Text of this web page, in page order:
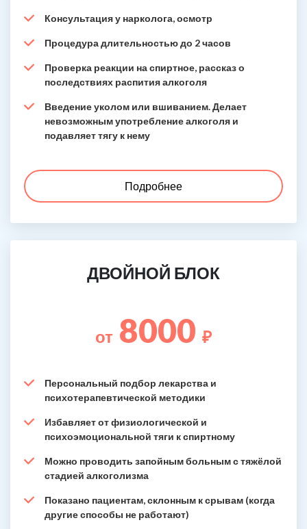
Консультация у нарколога, осмотр
Процедура длительностью до 2 часов
Проверка реакции на спиртное, рассказ о
последствиях распития алкоголя
Введение уколом или вшиванием. Делает
невозможным употребление алкоголя и
подавляет тягу к нему
Подробнее
ДВОЙНОЙ БЛОК
от 8000 ₽
Персональный подбор лекарства и
психотерапевтической методики
Избавляет от физиологической и
психоэмоциональной тяги к спиртному
Можно проводить запойным больным с тяжёлой
стадией алкоголизма
Показано пациентам, склонным к срывам (когда
другие способы не работают)